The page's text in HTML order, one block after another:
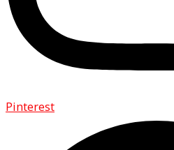
Pinterest